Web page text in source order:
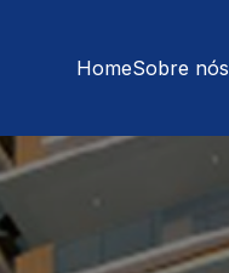
HomeSobre nós